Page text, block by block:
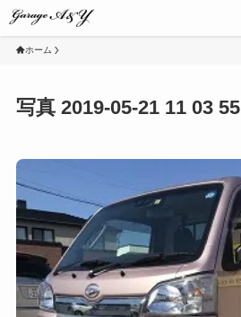
ホーム
写真 2019-05-21 11 03 55